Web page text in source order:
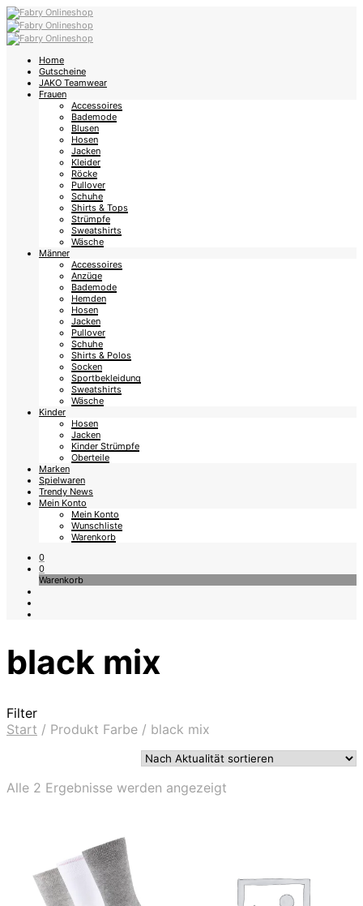
Home
Gutscheine
JAKO Teamwear
Frauen
Accessoires
Bademode
Blusen
Hosen
Jacken
Kleider
Röcke
Pullover
Schuhe
Shirts & Tops
Strümpfe
Sweatshirts
Wäsche
Männer
Accessoires
Anzüge
Bademode
Hemden
Hosen
Jacken
Pullover
Schuhe
Shirts & Polos
Socken
Sportbekleidung
Sweatshirts
Wäsche
Kinder
Hosen
Jacken
Kinder Strümpfe
Oberteile
Marken
Spielwaren
Trendy News
Mein Konto
Mein Konto
Wunschliste
Warenkorb
0
0
Warenkorb
black mix
Filter
Start / Produkt Farbe / black mix
Alle 2 Ergebnisse werden angezeigt